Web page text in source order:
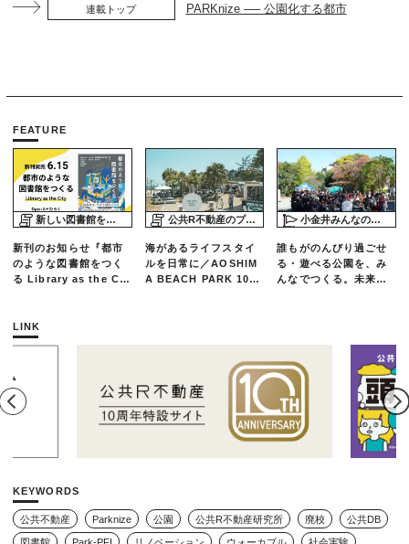
連載トップ PARKnize ── 公園化する都市
FEATURE
新しい図書館をめぐる旅
新刊のお知らせ『都市
のような図書館をつく
る Library as the Cit
公共R不動産のプロジェクトスタディ
海があるライフスタイ
ルを日常に／AOSHIM
A BEACH PARK 10年
小金井みんなの公園プロジェクト「play here」
誰もがのんびり過ごせ
る・遊べる公園を、み
んなでつくる。未来の
LINK
KEYWORDS
公共不動産 Parknize 公園 公共R不動産研究所 廃校 公共DB